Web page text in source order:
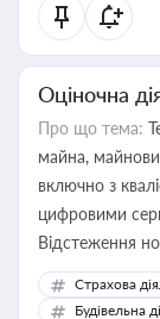
Оціночна
Про що тема:
майна,
включно з
цифровими
Відстеження
корисне для
бухгалтера
Страхова
Будівельна